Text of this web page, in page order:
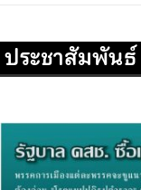
ประชาสัมพันธ์